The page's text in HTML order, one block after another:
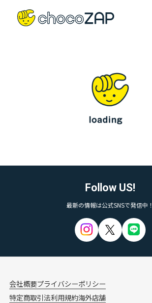
Follow US!
最新の情報は公式SNSで発信中！
会社概要プライバシーポリシー
特定商取引法利用規約海外店舗